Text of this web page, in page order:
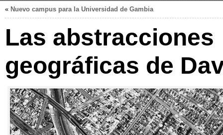
« Nuevo campus para la Universidad de Gambia
Las abstracciones
geográficas de